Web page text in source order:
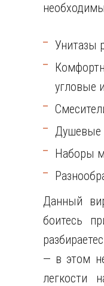
Унитазы
угловые
Душевые
Наборы
Данный
боитесь
— в этом
легкости